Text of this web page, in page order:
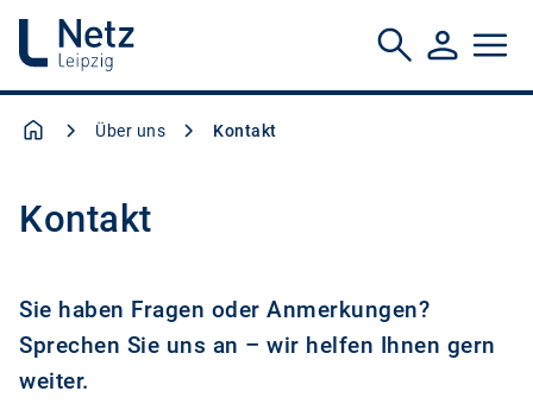
Über uns Kontakt
Kontakt
Sie haben Fragen oder Anmerkungen?
Sprechen Sie uns an – wir helfen Ihnen gern
weiter.